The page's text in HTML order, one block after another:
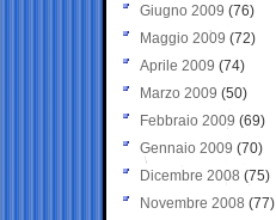
Giugno 2009 (76)
Maggio 2009 (72)
Aprile 2009 (74)
Marzo 2009 (50)
Febbraio 2009 (69)
Gennaio 2009 (70)
Dicembre 2008 (75)
Novembre 2008 (77)